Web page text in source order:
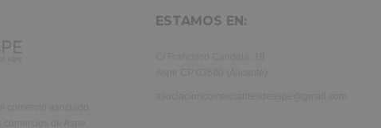
ESTAMOS EN:
asociacioncomerciantesdeaspe@gmail.com